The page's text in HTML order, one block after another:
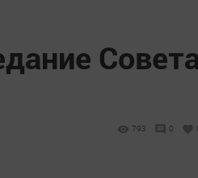
793 0